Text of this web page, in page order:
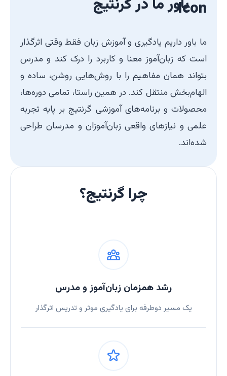
باور ما در گرنتیج
ما باور داریم یادگیری و آموزش زبان فقط وقتی اثرگذار
است که زبان‌آموز معنا و کاربرد را درک کند و مدرس
بتواند همان مفاهیم را با روش‌هایی روشن، ساده و
الهام‌بخش منتقل کند. در همین راستا، تمامی دوره‌ها،
محصولات و برنامه‌های آموزشی گرنتیج بر پایه تجربه
علمی و نیازهای واقعی زبان‌آموزان و مدرسان طراحی
شده‌اند.
چرا گرنتیج؟
رشد همزمان زبان‌آموز و مدرس
یک مسیر دوطرفه برای یادگیری موثر و تدریس اثرگذار